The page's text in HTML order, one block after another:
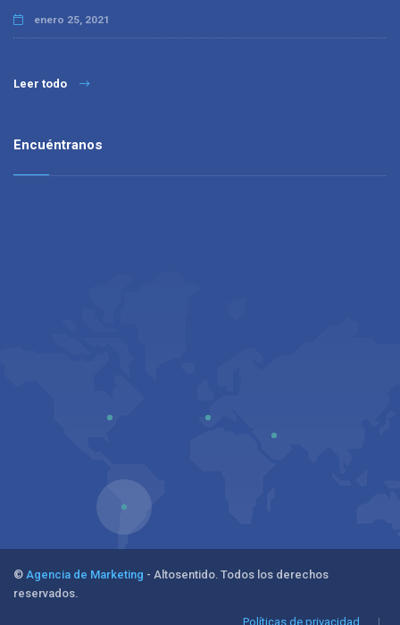
enero 25, 2021
Leer todo
Encuéntranos
© Agencia de Marketing - Altosentido. Todos los derechos
reservados.
Políticas de privacidad